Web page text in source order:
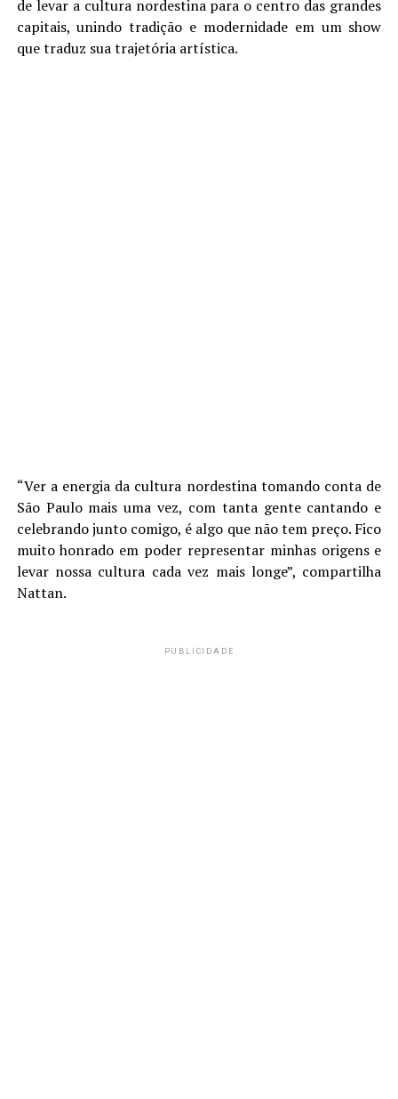
de levar a cultura nordestina para o centro das grandes
capitais, unindo tradição e modernidade em um show
que traduz sua trajetória artística.
“Ver a energia da cultura nordestina tomando conta de
São Paulo mais uma vez, com tanta gente cantando e
celebrando junto comigo, é algo que não tem preço. Fico
muito honrado em poder representar minhas origens e
levar nossa cultura cada vez mais longe”, compartilha
Nattan.
PUBLICIDADE